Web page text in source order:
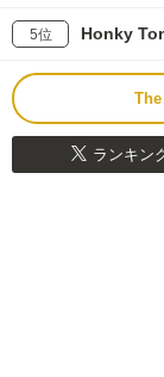
5位 Honky
ランキン